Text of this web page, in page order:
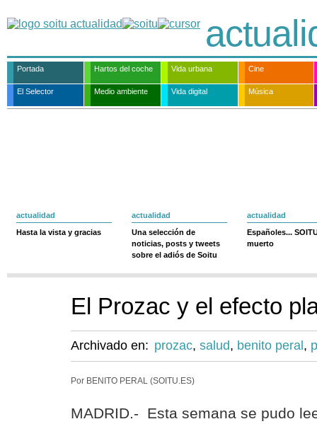
Portada Hartos del coche Vida urbana Cine
El Selector Medio ambiente Vida digital Música
actualidad
Hasta la vista y gracias
actualidad
Una selección de
noticias, posts y tweets
sobre el adiós de Soitu
actualidad
Españoles...
muerto
El Prozac y el efecto
Archivado en: prozac, salud, benito peral ,
Por BENITO PERAL (SOITU.ES)
MADRID.- Esta semana se pudo